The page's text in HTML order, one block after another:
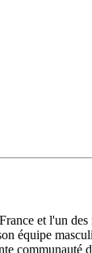
et l'un
équipe